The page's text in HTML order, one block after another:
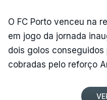
O FC Porto venceu na
em jogo da jornada
dois golos
cobradas pelo reforço